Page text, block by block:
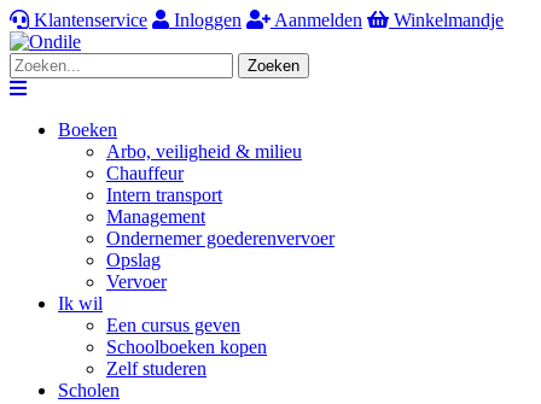
Klantenservice Inloggen Aanmelden Winkelmandje
Zoeken
Navigation
Boeken
Arbo, veiligheid & milieu
Chauffeur
Intern transport
Management
Ondernemer goederenvervoer
Opslag
Vervoer
Ik wil
Een cursus geven
Schoolboeken kopen
Zelf studeren
Scholen